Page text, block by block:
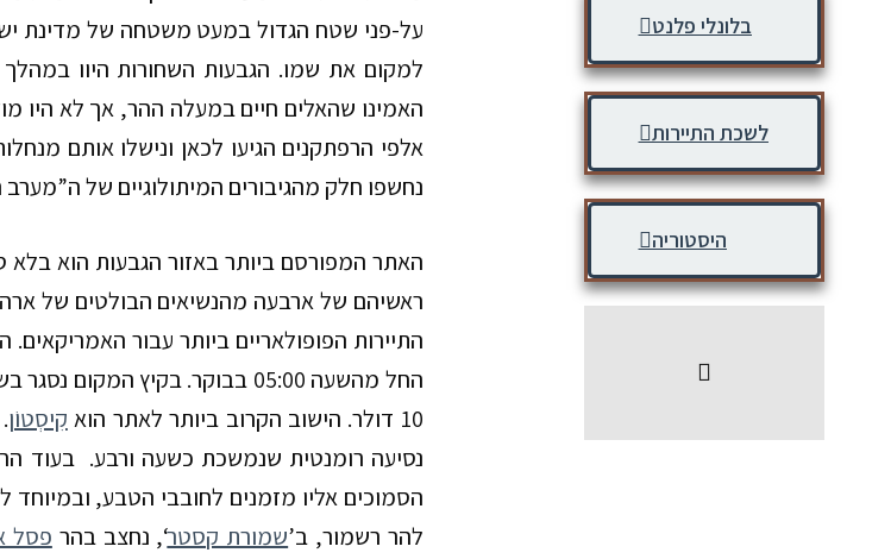
על-פני שטח הגדול במעט משטחה של מדינת
למקום את שמו. הגבעות השחורות היוו
האמינו שהאלים חיים במעלה ההר, אך לא היו
אלפי הרפתקנים הגיעו לכאן ונישלו אותם
נחשפו חלק מהגיבורים המיתולוגיים של
האתר המפורסם ביותר באזור הגבעות הוא בלא
ראשיהם של ארבעה מהנשיאים הבולטים של ארה”ב:
התיירות הפופולאריים ביותר עבור
10 דולר. הישוב הקרוב ביותר לאתר הוא
קִיסְטוֹן
נסיעה רומנטית שנמשכת כשעה ורבע. בעוד
הסמוכים אליו מזמנים לחובבי הטבע, ובמיוחד
להר רשמור, ב’שמורת קסטר‘, נחצב בהר פסל
בלונלי פלנט
לשכת התיירות
היסטוריה